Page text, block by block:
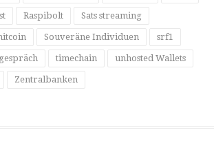
Raspibolt Sats streaming
Souveräne Individuen srf1
timechain unhosted Wallets
Zentralbanken